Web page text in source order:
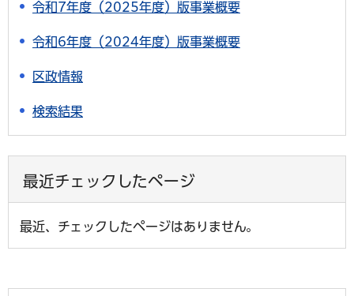
令和7年度（2025年度）版事業概要
令和6年度（2024年度）版事業概要
区政情報
検索結果
最近チェックしたページ
最近、チェックしたページはありません。